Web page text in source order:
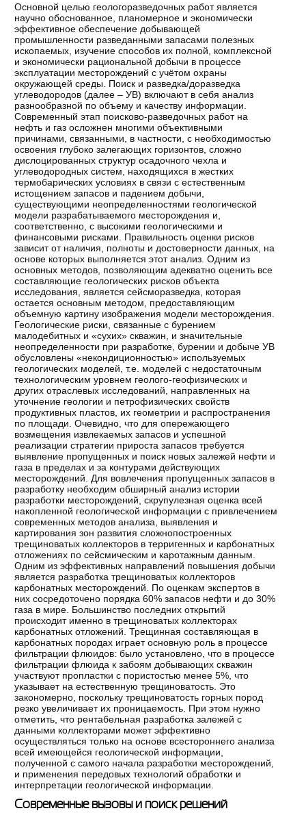
Основной целью геологоразведочных работ является
научно обоснованное, планомерное и экономически
эффективное обеспечение добывающей
промышленности разведанными запасами полезных
ископаемых, изучение способов их полной, комплексной
и экономически рациональной добычи в процессе
эксплуатации месторождений с учётом охраны
окружающей среды. Поиск и разведка/доразведка
углеводородов (далее – УВ) включают в себя анализ
разнообразной по объему и качеству информации.
Современный этап поисково-разведочных работ на
нефть и газ осложнен многими объективными
причинами, связанными, в частности, с необходимостью
освоения глубоко залегающих горизонтов, сложно
дислоцированных структур осадочного чехла и
углеводородных систем, находящихся в жестких
термобарических условиях в связи с естественным
истощением запасов и падением добычи,
существующими неопределенностями геологической
модели разрабатываемого месторождения и,
соответственно, с высокими геологическими и
финансовыми рисками. Правильность оценки рисков
зависит от наличия, полноты и достоверности данных, на
основе которых выполняется этот анализ. Одним из
основных методов, позволяющим адекватно оценить все
составляющие геологических рисков объекта
исследования, является сейсморазведка, которая
остается основным методом, предоставляющим
объемную картину изображения модели месторождения.
Геологические риски, связанные с бурением
малодебитных и «сухих» скважин, и значительные
неопределенности при разработке, бурении и добыче УВ
обусловлены «некондиционностью» используемых
геологических моделей, т.е. моделей с недостаточным
технологическим уровнем геолого-геофизических и
других отраслевых исследований, направленных на
уточнение геологии и петрофизических свойств
продуктивных пластов, их геометрии и распространения
по площади. Очевидно, что для опережающего
возмещения извлекаемых запасов и успешной
реализации стратегии прироста запасов требуется
выявление пропущенных и поиск новых залежей нефти и
газа в пределах и за контурами действующих
месторождений. Для вовлечения пропущенных запасов в
разработку необходим обширный анализ истории
разработки месторождений, скрупулезная оценка всей
накопленной геологической информации с привлечением
современных методов анализа, выявления и
картирования зон развития сложнопостроенных
трещиноватых коллекторов в терригенных и карбонатных
отложениях по сейсмическим и каротажным данным.
Одним из эффективных направлений повышения добычи
является разработка трещиноватых коллекторов
карбонатных месторождений. По оценкам экспертов в
них сосредоточено порядка 60% запасов нефти и до 30%
газа в мире. Большинство последних открытий
происходит именно в трещиноватых коллекторах
карбонатных отложений. Трещинная составляющая в
карбонатных породах играет основную роль в процессе
фильтрации флюидов: было установлено, что в процессе
фильтрации флюида к забоям добывающих скважин
участвуют пропластки с пористостью менее 5%, что
указывает на естественную трещиноватость. Это
закономерно, поскольку трещиноватость горных пород
резко увеличивает их проницаемость. При этом нужно
отметить, что рентабельная разработка залежей с
данными коллекторами может эффективно
осуществляться только на основе всестороннего анализа
всей имеющейся геологической информации,
полученной с самого начала разработки месторождений,
и применения передовых технологий обработки и
интерпретации геологической информации.
Современные вызовы и поиск решений